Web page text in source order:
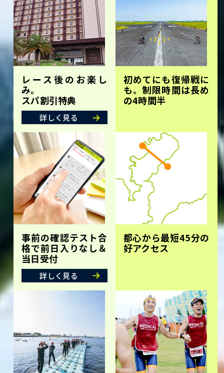
レース後のお楽し
み。
スパ割引特典
詳しく見る
初めてにも復帰戦に
も。制限時間は長め
の4時間半
事前の確認テスト合
格で前日入りなし＆
当日受付
詳しく見る
都心から最短45分の
好アクセス